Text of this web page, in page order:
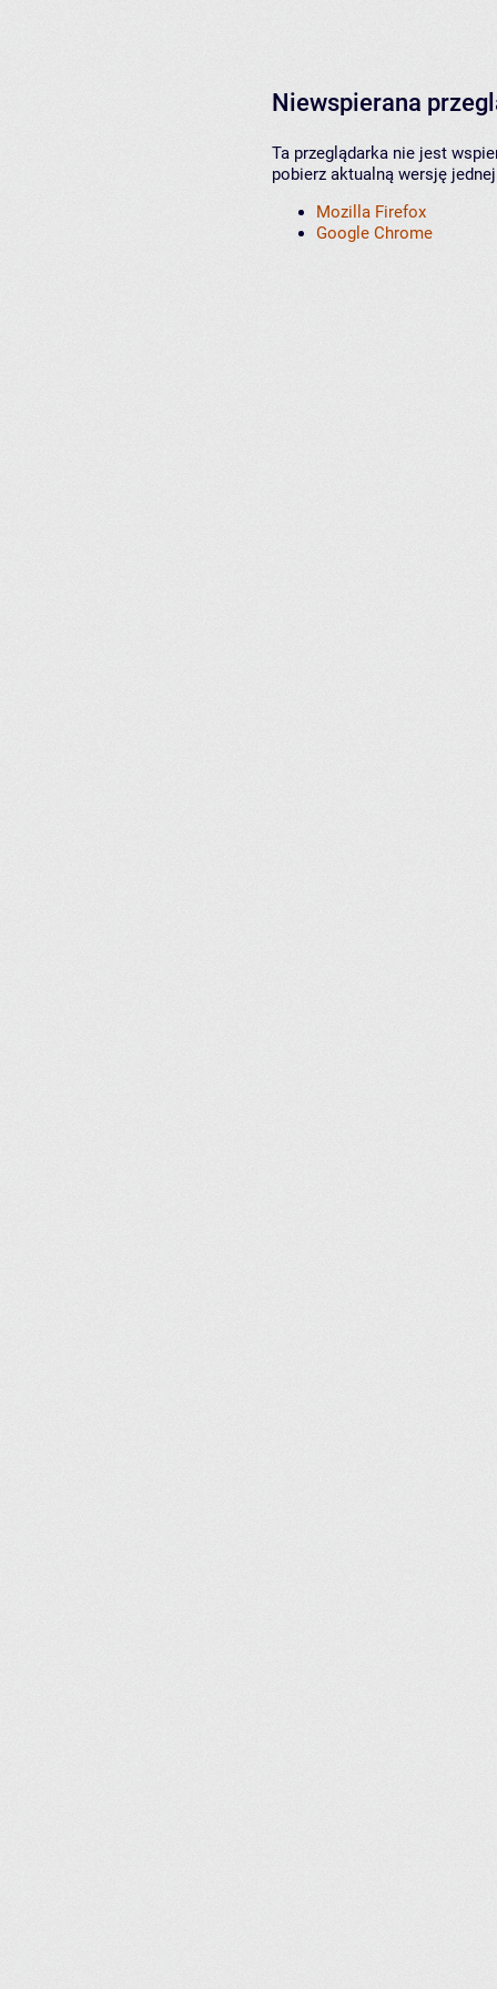
Niewspierana
Ta przeglądarka nie jest
pobierz aktualną wersję
Mozilla Firefox
Google Chrome